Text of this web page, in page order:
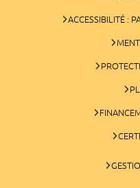
ACCESSIBILITÉ :